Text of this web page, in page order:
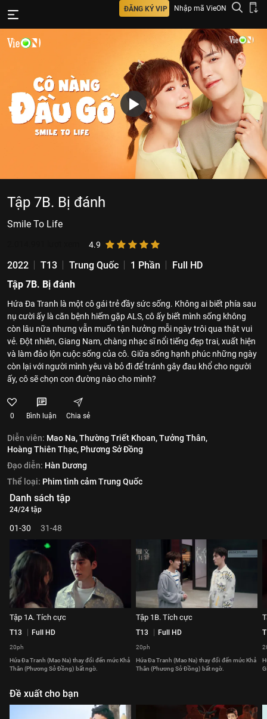
ĐĂNG KÝ VIP Nhập mã VieON
Tập 7B. Bị đánh
Smile To Life
4.9
2022 T13 Trung Quốc 1 Phần
Full HD
Tập 7B. Bị đánh
Hứa Đa Tranh là một cô gái trẻ đầy sức sống. Không ai biết phía sau
nụ cười ấy là căn bệnh hiếm gặp ALS, cô ấy biết mình sống không
còn lâu nữa nhưng vẫn muốn tận hưởng mỗi ngày trôi qua thật vui
vẻ. Đột nhiên, Giang Nam, chàng nhạc sĩ nổi tiếng đẹp trai, xuất hiện
và làm đảo lộn cuộc sống của cô. Giữa sống hạnh phúc những ngày
còn lại với người mình yêu và bỏ đi để tránh gây đau khổ cho người
ấy, cô sẽ chọn con đường nào cho mình?
0 Bình luận Chia sẻ
Diễn viên: Mao Na,Thường Triết Khoan,Tưởng Thân,
Hoàng Thiên Thạc, Phương Sở Đồng
Đạo diễn: Hàn Dương
Thể loại: Phim tình cảm Trung Quốc
Danh sách tập
24/24 tập
01-30 31-48
Tập 1A. Tích cực
T13 Full HD
20ph
Hứa Đa Tranh (Mao Na) thay đổi đến mức Khả
Thân (Phương Sở Đồng) bất ngờ.
Tập 1B. Tích cực
T13 Full HD
20ph
Hứa Đa Tranh (Mao Na) thay đổi đến mức Khả
Thân (Phương Sở Đồng) bất ngờ.
Đề xuất cho bạn